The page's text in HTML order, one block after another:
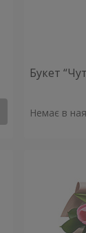
Букет
Немає в